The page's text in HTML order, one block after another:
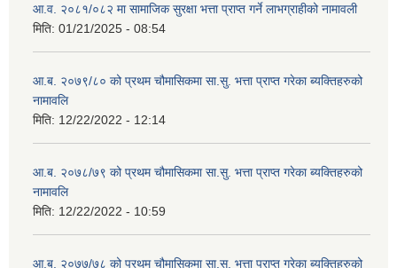
आ.व. २०८१/०८२ मा सामाजिक सुरक्षा भत्ता प्राप्त गर्ने लाभग्राहीको नामावली
मिति: 01/21/2025 - 08:54
आ.ब. २०७९/८० को प्रथम चौमासिकमा सा.सु. भत्ता प्राप्त गरेका ब्यक्तिहरुको
नामावलि
मिति: 12/22/2022 - 12:14
आ.ब. २०७८/७९ को प्रथम चौमासिकमा सा.सु. भत्ता प्राप्त गरेका ब्यक्तिहरुको
नामावलि
मिति: 12/22/2022 - 10:59
आ.ब. २०७७/७८ को प्रथम चौमासिकमा सा.सु. भत्ता प्राप्त गरेका ब्यक्तिहरुको